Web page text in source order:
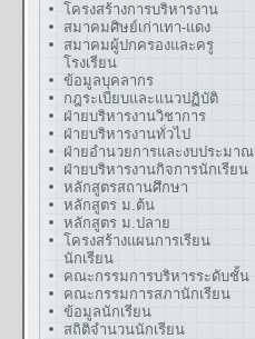
โครงสร้างการบริหารงาน
สมาคมศิษย์เก่าเทา-แดง
สมาคมผู้ปกครองและครู
โรงเรียน
ข้อมูลบุคลากร
กฎระเบียบและแนวปฏิบัติ
ฝ่ายบริหารงานวิชาการ
ฝ่ายบริหารงานทั่วไป
ฝ่ายอำนวยการและงบประมาณ
ฝ่ายบริหารงานกิจการนักเรียน
หลักสูตรสถานศึกษา
หลักสูตร ม.ต้น
หลักสูตร ม.ปลาย
โครงสร้างแผนการเรียน
นักเรียน
คณะกรรมการบริหารระดับชั้น
คณะกรรมการสภานักเรียน
ข้อมูลนักเรียน
สถิติจำนวนนักเรียน